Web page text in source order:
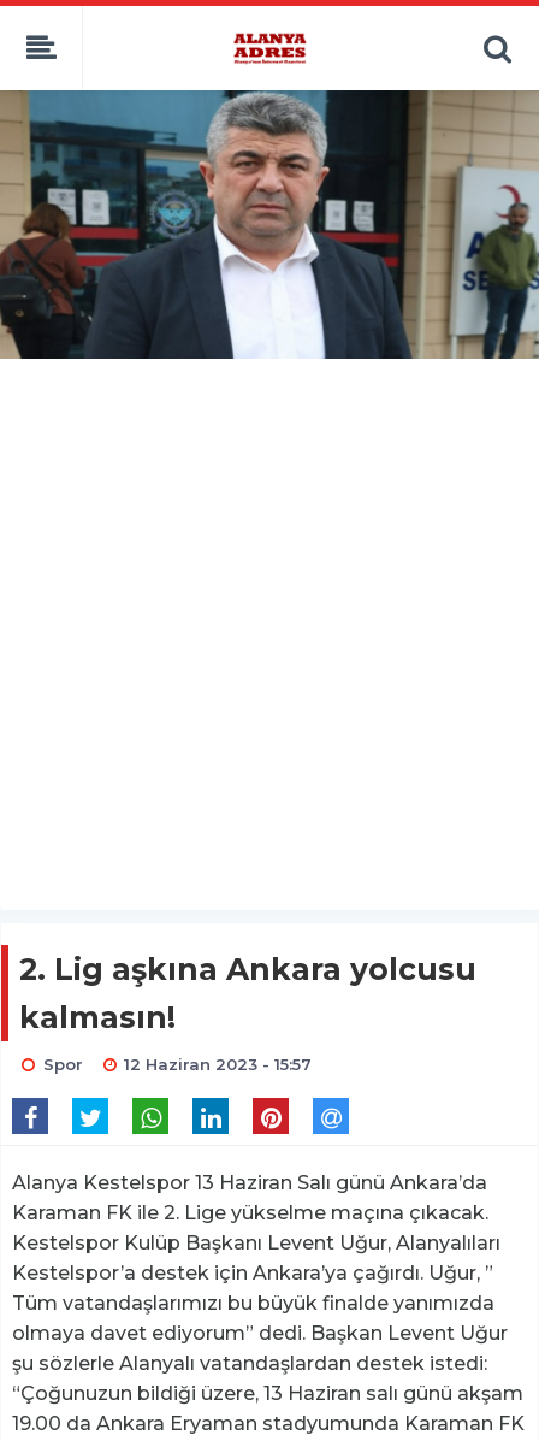
kaçak bahis
deneme bonusu
deneme bonusu veren siteler
bahis siteleri
porno izle
2. Lig aşkına Ankara yolcusu
kalmasın!
Spor 12 Haziran 2023 - 15:57
Alanya Kestelspor 13 Haziran Salı günü Ankara’da
Karaman FK ile 2. Lige yükselme maçına çıkacak.
Kestelspor Kulüp Başkanı Levent Uğur, Alanyalıları
Kestelspor’a destek için Ankara’ya çağırdı. Uğur, ”
Tüm vatandaşlarımızı bu büyük finalde yanımızda
olmaya davet ediyorum” dedi. Başkan Levent Uğur
şu sözlerle Alanyalı vatandaşlardan destek istedi:
“Çoğunuzun bildiği üzere, 13 Haziran salı günü akşam
19.00 da Ankara Eryaman stadyumunda Karaman FK